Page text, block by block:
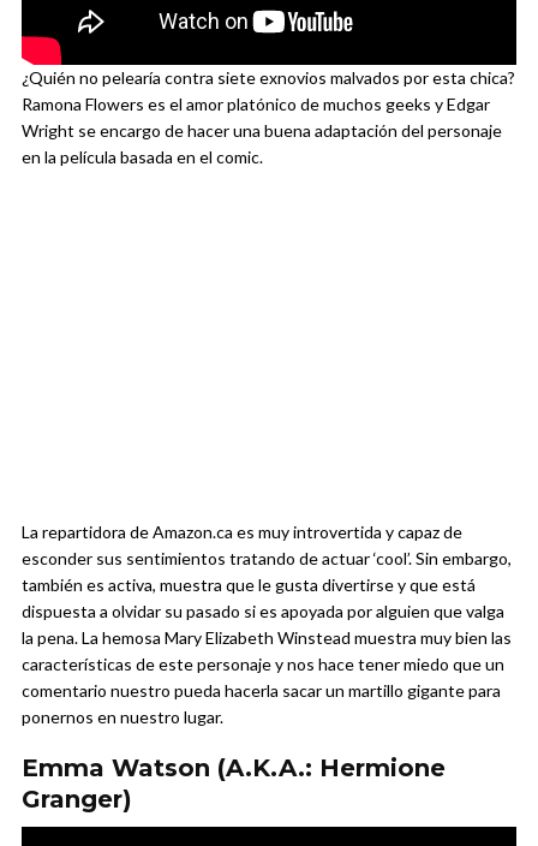
¿Quién no pelearía contra siete exnovios malvados por esta chica?
Ramona Flowers es el amor platónico de muchos geeks y Edgar
Wright se encargo de hacer una buena adaptación del personaje
en la película basada en el comic.
La repartidora de Amazon.ca es muy introvertida y capaz de
esconder sus sentimientos tratando de actuar ‘cool’. Sin embargo,
también es activa, muestra que le gusta divertirse y que está
dispuesta a olvidar su pasado si es apoyada por alguien que valga
la pena. La hemosa Mary Elizabeth Winstead muestra muy bien las
características de este personaje y nos hace tener miedo que un
comentario nuestro pueda hacerla sacar un martillo gigante para
ponernos en nuestro lugar.
Emma Watson (A.K.A.: Hermione
Granger)